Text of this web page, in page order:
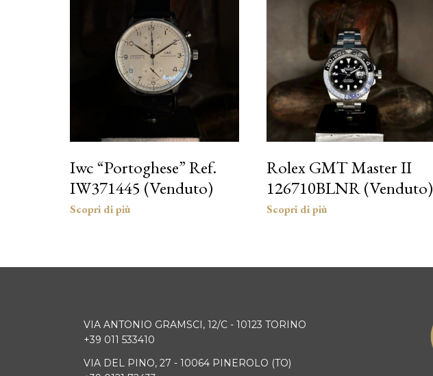
Iwc “Portoghese” Ref.
IW371445 (Venduto)
Rolex GMT Master II
126710BLNR (Venduto)
VIA ANTONIO GRAMSCI, 12/C - 10123 TORINO
+39 011 533410
VIA DEL PINO, 27 - 10064 PINEROLO (TO)